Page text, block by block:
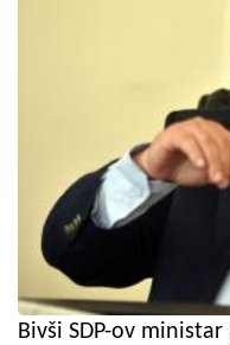
Bivši SDP-ov